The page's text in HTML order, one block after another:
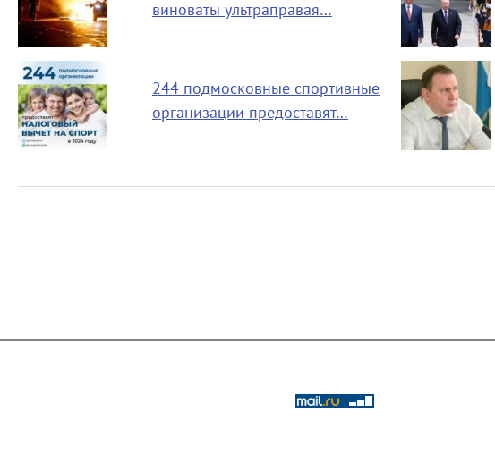
виноваты ультраправая…
244 подмосковные спортивные
организации предоставят…